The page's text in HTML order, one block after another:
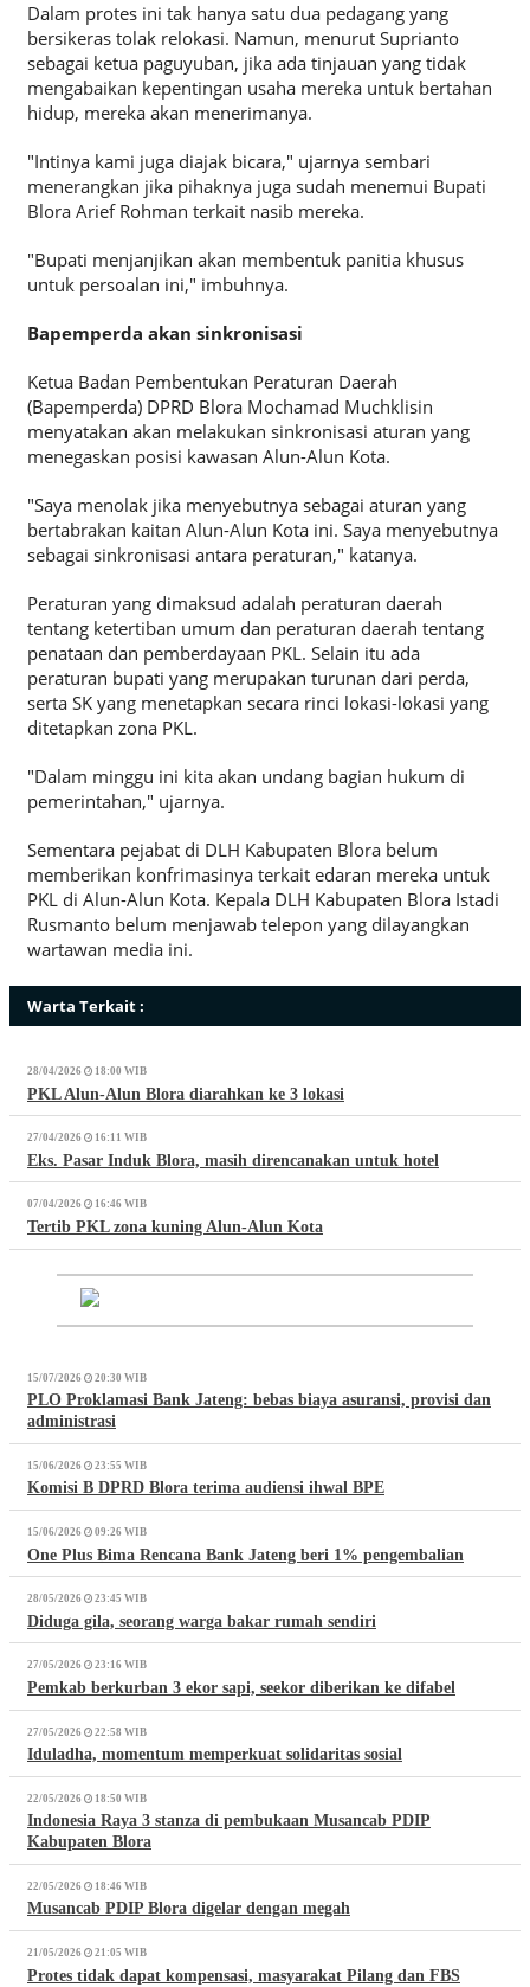
Dalam protes ini tak hanya satu dua pedagang yang
bersikeras tolak relokasi. Namun, menurut Suprianto
sebagai ketua paguyuban, jika ada tinjauan yang tidak
mengabaikan kepentingan usaha mereka untuk bertahan
hidup, mereka akan menerimanya.
"Intinya kami juga diajak bicara," ujarnya sembari
menerangkan jika pihaknya juga sudah menemui Bupati
Blora Arief Rohman terkait nasib mereka.
"Bupati menjanjikan akan membentuk panitia khusus
untuk persoalan ini," imbuhnya.
Bapemperda akan sinkronisasi
Ketua Badan Pembentukan Peraturan Daerah
(Bapemperda) DPRD Blora Mochamad Muchklisin
menyatakan akan melakukan sinkronisasi aturan yang
menegaskan posisi kawasan Alun-Alun Kota.
"Saya menolak jika menyebutnya sebagai aturan yang
bertabrakan kaitan Alun-Alun Kota ini. Saya menyebutnya
sebagai sinkronisasi antara peraturan," katanya.
Peraturan yang dimaksud adalah peraturan daerah
tentang ketertiban umum dan peraturan daerah tentang
penataan dan pemberdayaan PKL. Selain itu ada
peraturan bupati yang merupakan turunan dari perda,
serta SK yang menetapkan secara rinci lokasi-lokasi yang
ditetapkan zona PKL.
"Dalam minggu ini kita akan undang bagian hukum di
pemerintahan," ujarnya.
Sementara pejabat di DLH Kabupaten Blora belum
memberikan konfrimasinya terkait edaran mereka untuk
PKL di Alun-Alun Kota. Kepala DLH Kabupaten Blora Istadi
Rusmanto belum menjawab telepon yang dilayangkan
wartawan media ini.
Warta Terkait :
28/04/2026 18:00 WIB
PKL Alun-Alun Blora diarahkan ke 3 lokasi
27/04/2026 16:11 WIB
Eks. Pasar Induk Blora, masih direncanakan untuk hotel
07/04/2026 16:46 WIB
Tertib PKL zona kuning Alun-Alun Kota
15/07/2026 20:30 WIB
PLO Proklamasi Bank Jateng: bebas biaya asuransi, provisi dan
administrasi
15/06/2026 23:55 WIB
Komisi B DPRD Blora terima audiensi ihwal BPE
15/06/2026 09:26 WIB
One Plus Bima Rencana Bank Jateng beri 1% pengembalian
28/05/2026 23:45 WIB
Diduga gila, seorang warga bakar rumah sendiri
27/05/2026 23:16 WIB
Pemkab berkurban 3 ekor sapi, seekor diberikan ke difabel
27/05/2026 22:58 WIB
Iduladha, momentum memperkuat solidaritas sosial
22/05/2026 18:50 WIB
Indonesia Raya 3 stanza di pembukaan Musancab PDIP
Kabupaten Blora
22/05/2026 18:46 WIB
Musancab PDIP Blora digelar dengan megah
21/05/2026 21:05 WIB
Protes tidak dapat kompensasi, masyarakat Pilang dan FBS